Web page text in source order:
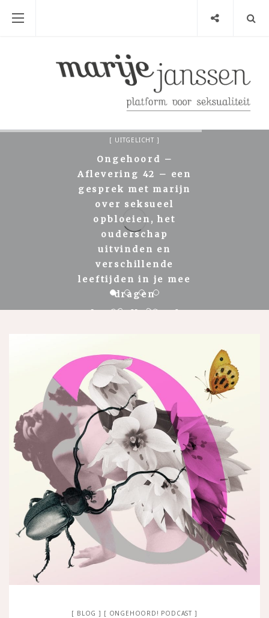
ARTIKEL
UITGELICHT
Ongehoord –
Aflevering 42 – een
gesprek met marijn
over seksueel
opbloeien, het
ouderschap
uitvinden en
verschillende
leeftijden in je mee
dragen
BLOG ONGEHOORD! PODCAST